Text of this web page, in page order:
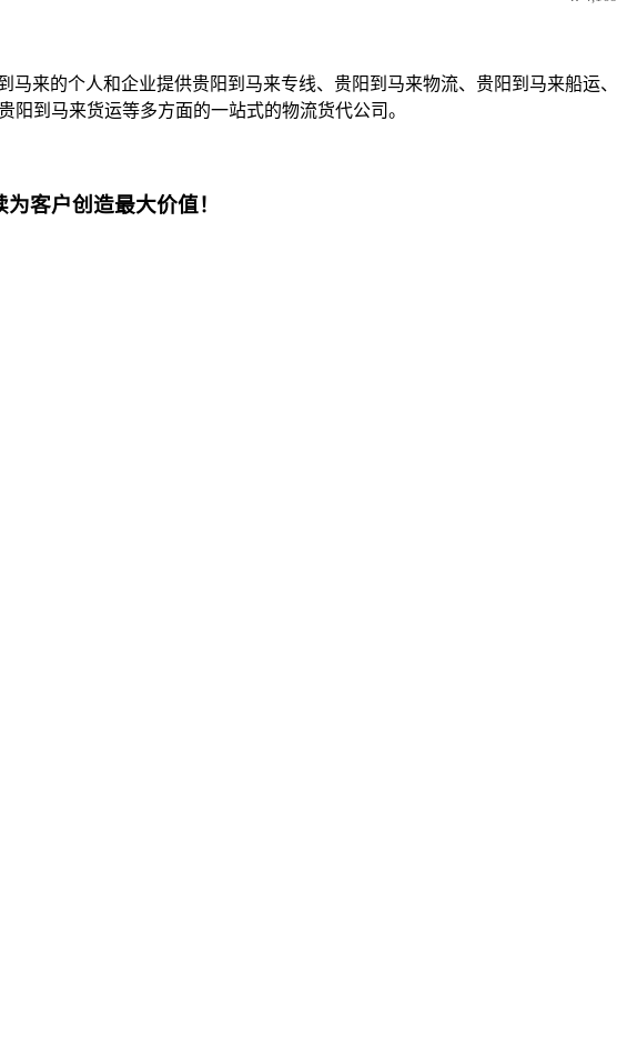
来的个人和企业提供贵阳到马来专线、贵阳到马来物流、贵阳到马来船运、
到马来货运等多方面的一站式的物流货代公司。
客户创造最大价值！